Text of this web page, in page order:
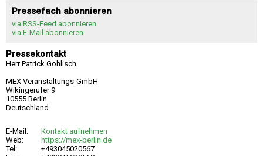
Pressefach abonnieren
via RSS-Feed abonnieren
via E-Mail abonnieren
Pressekontakt
Herr Patrick Gohlisch
MEX Veranstaltungs-GmbH
Wikingerufer 9
10555 Berlin
Deutschland
E-Mail:
Kontakt aufnehmen
Web:
https://mex-berlin.de
Tel:
+493045020567